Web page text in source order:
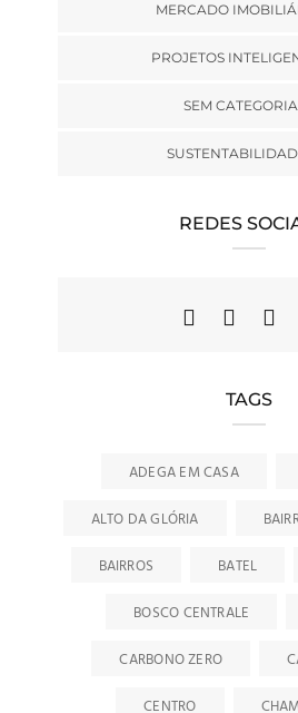
MERCADO
PROJETOS
SEM CATEGORIA
REDES
TAGS
ADEGA EM CASA
ALTO DA GLÓRIA
BAIRROS
BATEL
BOSCO CENTRALE
CARBONO ZERO
CENTRO